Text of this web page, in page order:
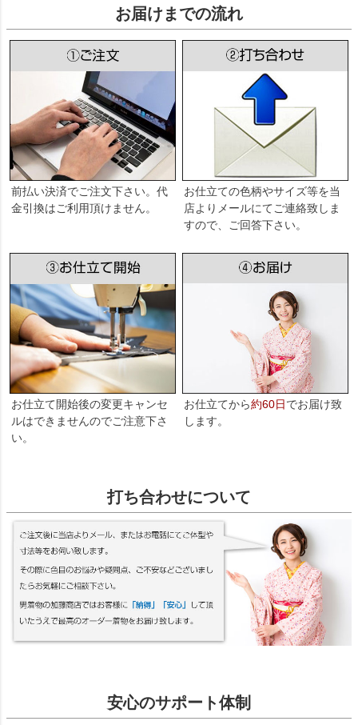
お届けまでの流れ
前払い決済でご注文下さい。代
金引換はご利用頂けません。
お仕立ての色柄やサイズ等を当
店よりメールにてご連絡致しま
すので、ご回答下さい。
お仕立て開始後の変更キャンセ
ルはできませんのでご注意下さ
い。
お仕立てから約60日でお届け致
します。
打ち合わせについて
安心のサポート体制